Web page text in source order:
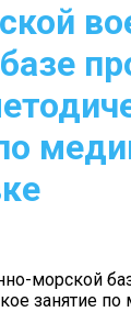
морской
занятие